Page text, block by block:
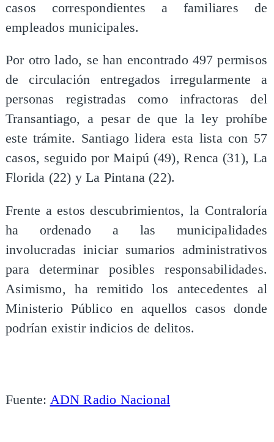
casos correspondientes a familiares de
empleados municipales.
Por otro lado, se han encontrado 497 permisos
de circulación entregados irregularmente a
personas registradas como infractoras del
Transantiago, a pesar de que la ley prohíbe
este trámite. Santiago lidera esta lista con 57
casos, seguido por Maipú (49), Renca (31), La
Florida (22) y La Pintana (22).
Frente a estos descubrimientos, la Contraloría
ha ordenado a las municipalidades
involucradas iniciar sumarios administrativos
para determinar posibles responsabilidades.
Asimismo, ha remitido los antecedentes al
Ministerio Público en aquellos casos donde
podrían existir indicios de delitos.
Fuente: ADN Radio Nacional